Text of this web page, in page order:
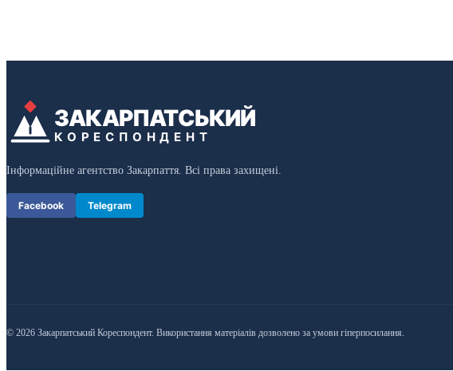
ЗАКАРПАТСЬКИЙ
КОРЕСПОНДЕНТ
Інформаційне агентство Закарпаття. Всі права захищені.
Facebook Telegram
© 2026 Закарпатський Кореспондент. Використання матеріалів дозволено за умови гіперпосилання.